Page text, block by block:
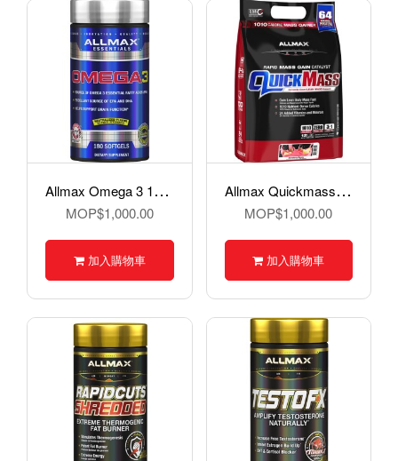
A
llmax Omega 3 180粒
MOP$1,000.00
加入購物車
A
llmax Quickmass 增重粉 10磅
MOP$1,000.00
加入購物車